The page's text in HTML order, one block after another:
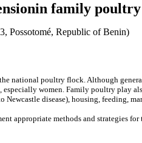
family
Possotomé, Republic of Benin)
national poultry flock. Although
women. Family poultry play
disease), housing, feeding,
appropriate methods and strategies